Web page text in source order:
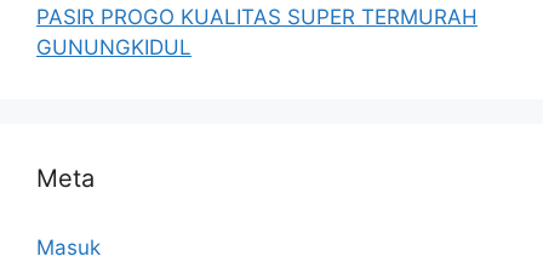
PASIR PROGO KUALITAS SUPER TERMURAH
GUNUNGKIDUL
Meta
Masuk